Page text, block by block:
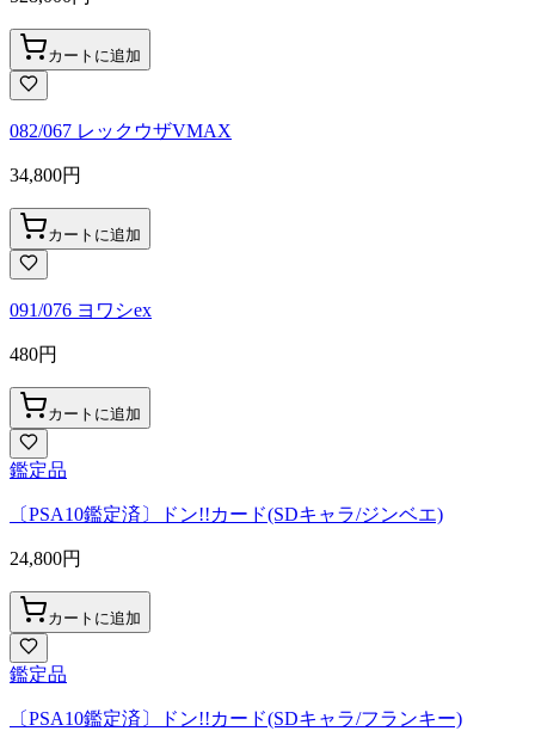
カートに追加
082/067 レックウザVMAX
34,800円
カートに追加
091/076 ヨワシex
480円
カートに追加
鑑定品
〔PSA10鑑定済〕ドン!!カード(SDキャラ/ジンベエ)
24,800円
カートに追加
鑑定品
〔PSA10鑑定済〕ドン!!カード(SDキャラ/フランキー)